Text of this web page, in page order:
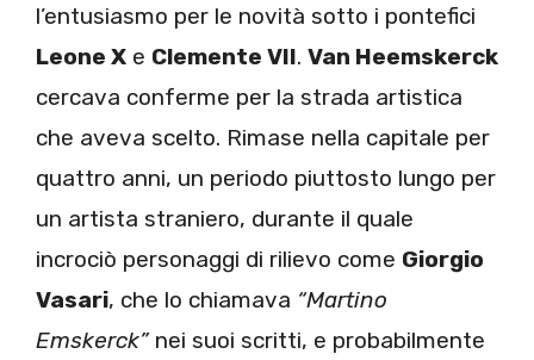
l’entusiasmo per le novità sotto i pontefici
Leone X e Clemente VII. Van Heemskerck
cercava conferme per la strada artistica
che aveva scelto. Rimase nella capitale per
quattro anni, un periodo piuttosto lungo per
un artista straniero, durante il quale
incrociò personaggi di rilievo come Giorgio
Vasari, che lo chiamava “Martino
Emskerck”nei suoi scritti, e probabilmente